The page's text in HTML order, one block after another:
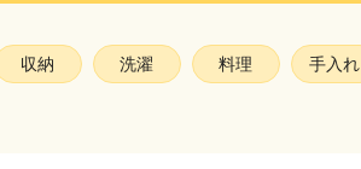
収納 洗濯 料理 手入れ